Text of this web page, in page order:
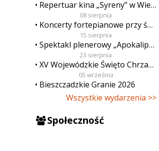
Repertuar kina „Syreny” w Wieluniu w dn. od 7 do 13 sierpnia
08 sierpnia
Koncerty fortepianowe przy świecach
15 sierpnia
Spektakl plenerowy „Apokalipsa”
23 sierpnia
XV Wojewódzkie Święto Chrzanu
05 września
Bieszczadzkie Granie 2026
Wszystkie wydarzenia >>
Społeczność